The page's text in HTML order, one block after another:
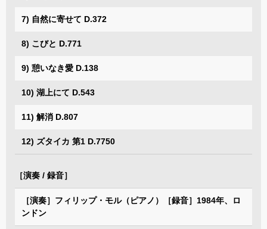
7) 自然に寄せて D.372
8) こびと D.771
9) 憩いなき愛 D.138
10) 湖上にて D.543
11) 解消 D.807
12) ズタイカ 第1 D.7750
［演奏 / 録音］
［演奏］フィリップ・モル（ピアノ）［録音］1984年、ロ
ンドン